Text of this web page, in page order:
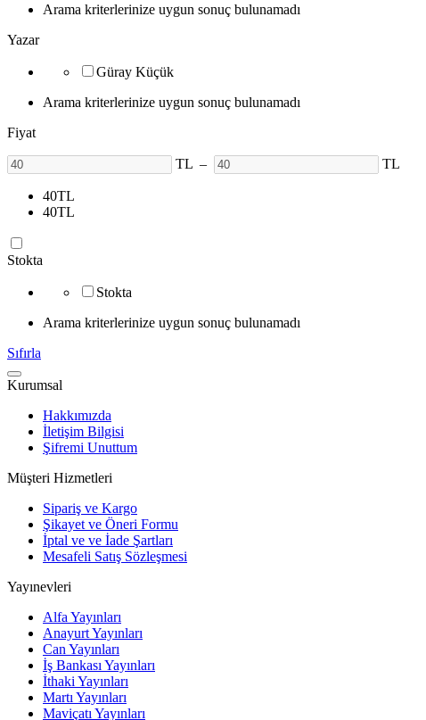
Arama kriterlerinize uygun sonuç bulunamadı
Yazar
Güray Küçük
Arama kriterlerinize uygun sonuç bulunamadı
Fiyat
TL – TL
40TL
40TL
Stokta
Stokta
Arama kriterlerinize uygun sonuç bulunamadı
Sıfırla
Kurumsal
Hakkımızda
İletişim Bilgisi
Şifremi Unuttum
Müşteri Hizmetleri
Sipariş ve Kargo
Şikayet ve Öneri Formu
İptal ve ve İade Şartları
Mesafeli Satış Sözleşmesi
Yayınevleri
Alfa Yayınları
Anayurt Yayınları
Can Yayınları
İş Bankası Yayınları
İthaki Yayınları
Martı Yayınları
Maviçatı Yayınları